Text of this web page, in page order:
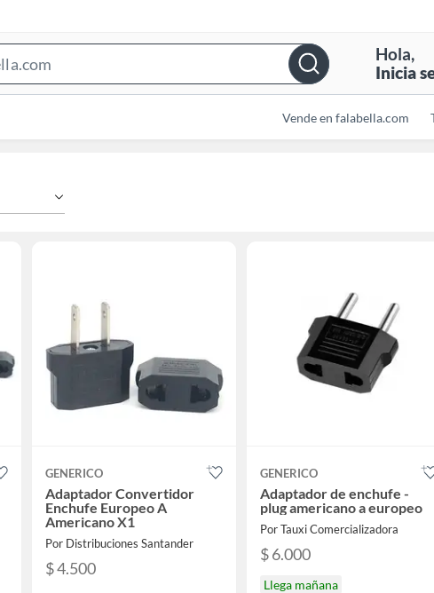
Bar
Hola,
Inicia
Vende en falabella.com
GENERICO
Adaptador Convertidor
Enchufe Europeo A
Americano X1
Por Distribuciones Santander
$ 4.500
GENERICO
Adaptador de enchufe -
plug americano a europeo
Por Tauxi Comercializadora
$ 6.000
Llega mañana